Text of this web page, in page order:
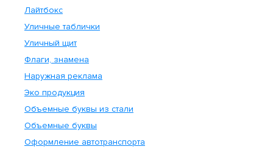
Лайтбокс
Уличные таблички
Уличный щит
Флаги, знамена
Наружная реклама
Эко продукция
Объемные буквы из стали
Объемные буквы
Оформление автотранспорта